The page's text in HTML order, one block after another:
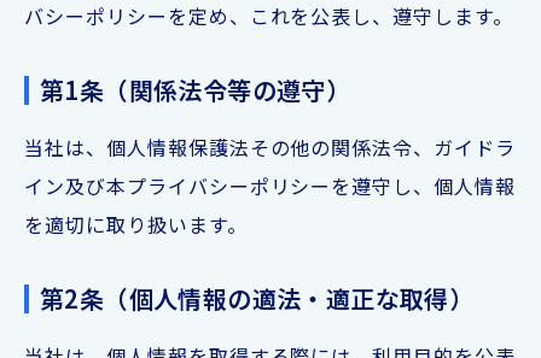
バシーポリシーを定め、これを公表し、遵守します。
第1条（関係法令等の遵守）
当社は、個人情報保護法その他の関係法令、ガイドラ
イン及び本プライバシーポリシーを遵守し、個人情報
を適切に取り扱います。
第2条（個人情報の適法・適正な取得）